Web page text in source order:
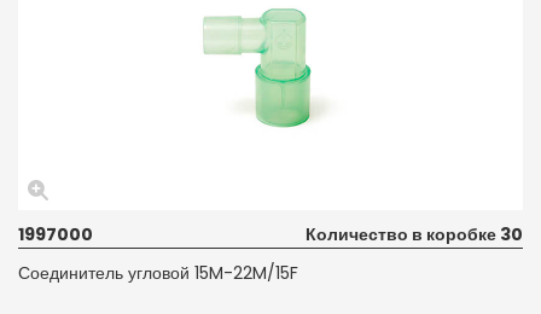
1997000
Количество в коробке 30
Соединитель угловой 15M-22M/15F